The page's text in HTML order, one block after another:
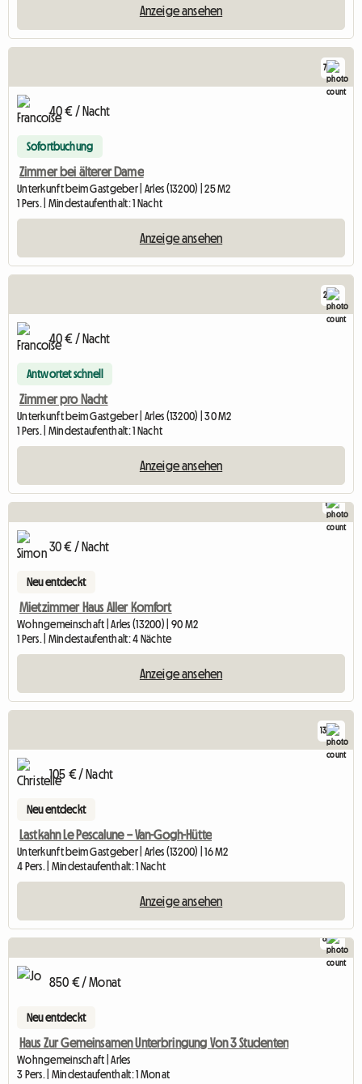
Anzeige ansehen
7
40 € / Nacht
Sofortbuchung
Zimmer bei älterer Dame
Unterkunft beim Gastgeber | Arles (13200) | 25 M2
1 Pers. | Mindestaufenthalt: 1 Nacht
Anzeige ansehen
2
40 € / Nacht
Antwortet schnell
Zimmer pro Nacht
Unterkunft beim Gastgeber | Arles (13200) | 30 M2
1 Pers. | Mindestaufenthalt: 1 Nacht
Anzeige ansehen
1
30 € / Nacht
Neu entdeckt
Mietzimmer Haus Aller Komfort
Wohngemeinschaft | Arles (13200) | 90 M2
1 Pers. | Mindestaufenthalt: 4 Nächte
Anzeige ansehen
13
105 € / Nacht
Neu entdeckt
Lastkahn Le Pescalune – Van-Gogh-Hütte
Unterkunft beim Gastgeber | Arles (13200) | 16 M2
4 Pers. | Mindestaufenthalt: 1 Nacht
Anzeige ansehen
8
850 € / Monat
Neu entdeckt
Haus Zur Gemeinsamen Unterbringung Von 3 Studenten
Wohngemeinschaft | Arles
3 Pers. | Mindestaufenthalt: 1 Monat